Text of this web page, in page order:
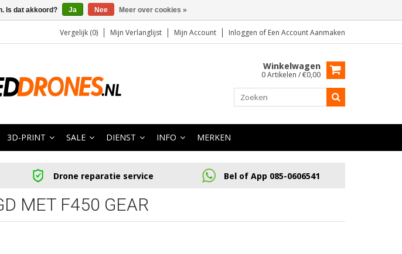
Vergelijk (0) Mijn Verlanglijst Mijn Account Inloggen of Een Account Aanmaken
Winkelwagen
0 Artikelen / €0,00
3D-PRINT SALE DIENST INFO MERKEN
Drone reparatie service Bel of App 085-0606541
MET F450 GEAR
Is dat akkoord? Ja Nee Meer over cookies »